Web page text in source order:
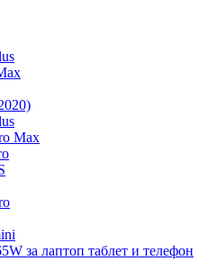
Max
за лаптоп таблет и телефон